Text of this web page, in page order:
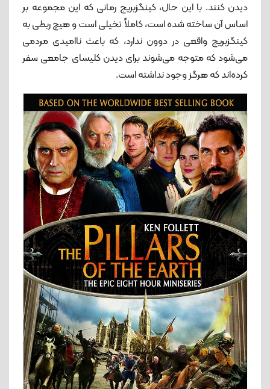
دیدن کنند. با این حال، کینگزبریج رمانی که این مجموعه بر
اساس آن ساخته شده است، کاملاً تخیلی است و هیچ ربطی به
کینگزبریج واقعی در دوون ندارد، که باعث ناامیدی مردمی
می‌شود که متوجه می‌شوند برای دیدن کلیسای جامعی سفر
کرده‌اند که هرگز وجود نداشته است.